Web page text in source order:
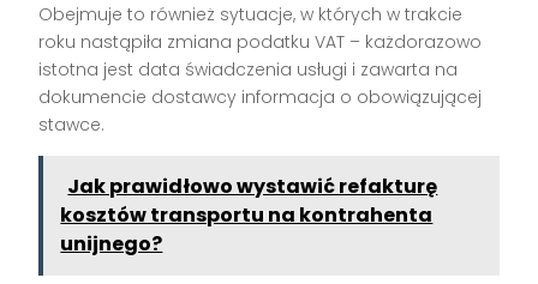
Obejmuje to również sytuacje, w których w trakcie
roku nastąpiła zmiana podatku VAT – każdorazowo
istotna jest data świadczenia usługi i zawarta na
dokumencie dostawcy informacja o obowiązującej
stawce.
Jak prawidłowo wystawić refakturę
kosztów transportu na kontrahenta
unijnego?